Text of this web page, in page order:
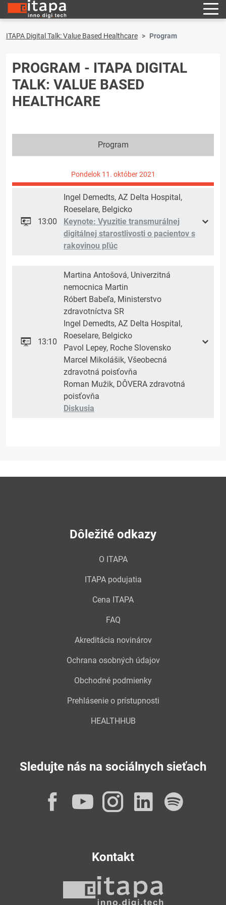
ITAPA Digital Talk: Value Based Healthcare Program
PROGRAM - ITAPA DIGITAL
TALK: VALUE BASED
HEALTHCARE
Program
Pondelok 11. október 2021
13:00
Ingel Demedts, AZ Delta Hospital,
Roeselare, Belgicko
Keynote: Vyuzitie transmurálnej
digitálnej starostlivosti o pacientov s
rakovinou pľúc
13:10
Martina Antošová, Univerzitná
nemocnica Martin
Róbert Babeľa, Ministerstvo
zdravotníctva SR
Ingel Demedts, AZ Delta Hospital,
Roeselare, Belgicko
Pavol Lepey, Roche Slovensko
Marcel Mikolášik, Všeobecná
zdravotná poisťovňa
Roman Mužik, DÔVERA zdravotná
poisťovňa
Diskusia
Dôležité odkazy
O ITAPA
ITAPA podujatia
Cena ITAPA
FAQ
Akreditácia novinárov
Ochrana osobných údajov
Obchodné podmienky
Prehlásenie o prístupnosti
HEALTHHUB
Sledujte nás na sociálnych sieťach
Facebook
YouTube
Instagram
Kontakt